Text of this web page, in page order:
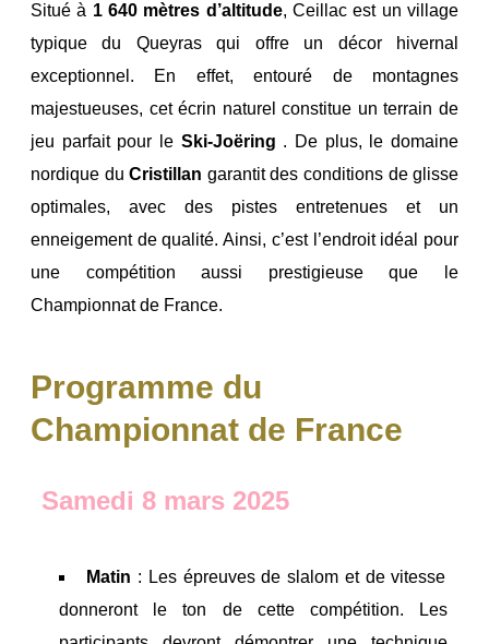
Situé à 1 640 mètres d’altitude, Ceillac est un village
typique du Queyras qui offre un décor hivernal
exceptionnel. En effet, entouré de montagnes
majestueuses, cet écrin naturel constitue un terrain de
jeu parfait pour le Ski-Joëring . De plus, le domaine
nordique duCristillan garantit des conditions de glisse
optimales, avec des pistes entretenues et un
enneigement de qualité. Ainsi, c’est l’endroit idéal pour
une compétition aussi prestigieuse que le
Championnat de France.
Programme du
Championnat de France
Samedi 8 mars 2025
Matin : Les épreuves de slalom et de vitesse
donneront le ton de cette compétition. Les